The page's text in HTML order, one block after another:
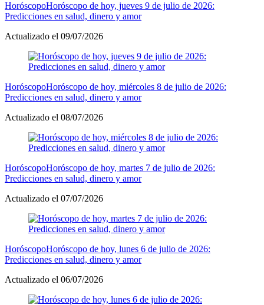
HoróscopoHoróscopo de hoy, jueves 9 de julio de 2026:
Predicciones en salud, dinero y amor
Actualizado el 09/07/2026
HoróscopoHoróscopo de hoy, miércoles 8 de julio de 2026:
Predicciones en salud, dinero y amor
Actualizado el 08/07/2026
HoróscopoHoróscopo de hoy, martes 7 de julio de 2026:
Predicciones en salud, dinero y amor
Actualizado el 07/07/2026
HoróscopoHoróscopo de hoy, lunes 6 de julio de 2026:
Predicciones en salud, dinero y amor
Actualizado el 06/07/2026